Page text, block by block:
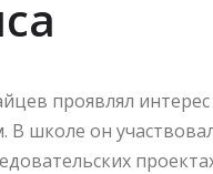
проявлял интерес
В школе он